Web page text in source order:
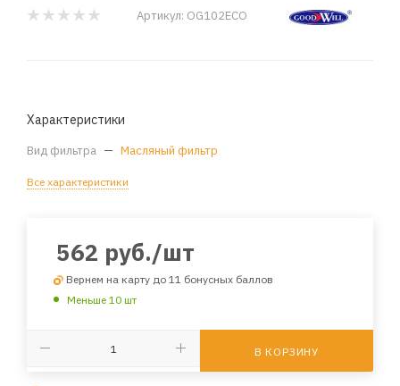
Артикул: OG102ECO
Характеристики
Вид фильтра — Масляный фильтр
Все характеристики
562 руб./шт
Вернем на карту до 11 бонусных баллов
Меньше 10 шт
В КОРЗИНУ